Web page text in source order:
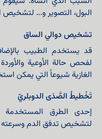
البول، التصوير و...
تشخيص دوالي الساق
قد يستخدم الطبيب
لفحص حالة الأوعية
الغازية شيوعاً التي يمكن
تَخْطيطُ الصَّدَى الدوبلريّ
إحدى الطرق
لتشخيص تدفق الدم وسرعته